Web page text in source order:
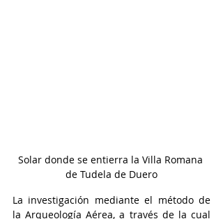
Solar donde se entierra la Villa Romana
de Tudela de Duero
La investigación mediante el método de
la Arqueología Aérea, a través de la cual